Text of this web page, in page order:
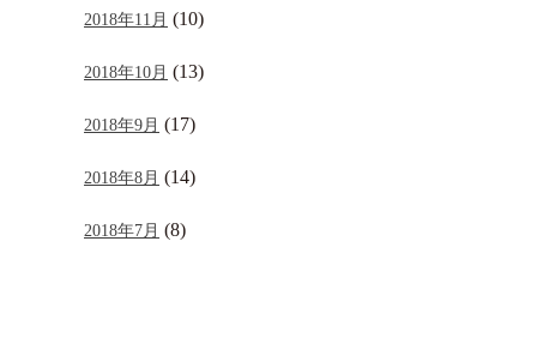
2018年11月 (10)
2018年10月 (13)
2018年9月 (17)
2018年8月 (14)
2018年7月 (8)